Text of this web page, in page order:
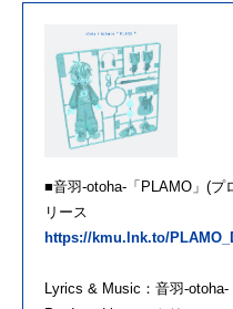
■音羽-otoha-「PLAMO」(プ
リース
https://kmu.lnk.to/
Lyrics & Music：音羽-otoha-